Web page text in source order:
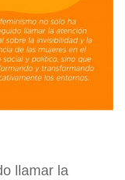
llamar la